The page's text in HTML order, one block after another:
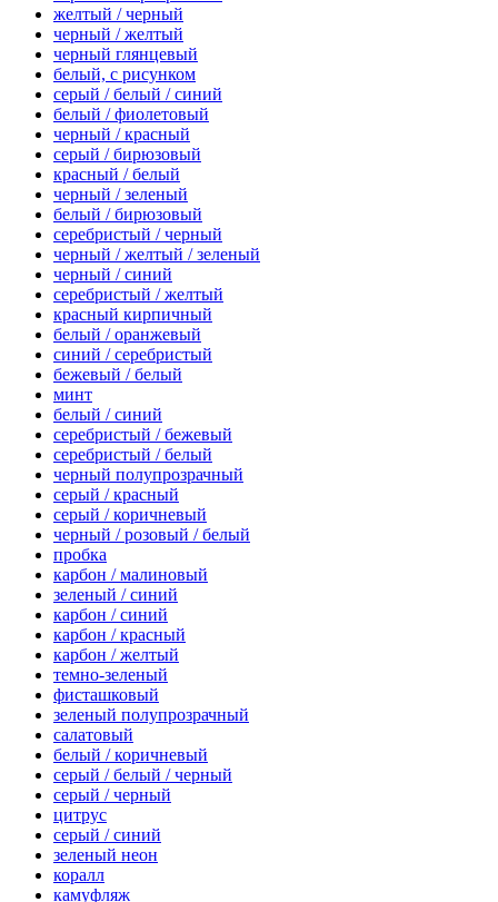
желтый / черный
черный / желтый
черный глянцевый
белый, с рисунком
серый / белый / синий
белый / фиолетовый
черный / красный
серый / бирюзовый
красный / белый
черный / зеленый
белый / бирюзовый
серебристый / черный
черный / желтый / зеленый
черный / синий
серебристый / желтый
красный кирпичный
белый / оранжевый
синий / серебристый
бежевый / белый
минт
белый / синий
серебристый / бежевый
серебристый / белый
черный полупрозрачный
серый / красный
серый / коричневый
черный / розовый / белый
пробка
карбон / малиновый
зеленый / синий
карбон / синий
карбон / красный
карбон / желтый
темно-зеленый
фисташковый
зеленый полупрозрачный
салатовый
белый / коричневый
серый / белый / черный
серый / черный
цитрус
серый / синий
зеленый неон
коралл
камуфляж